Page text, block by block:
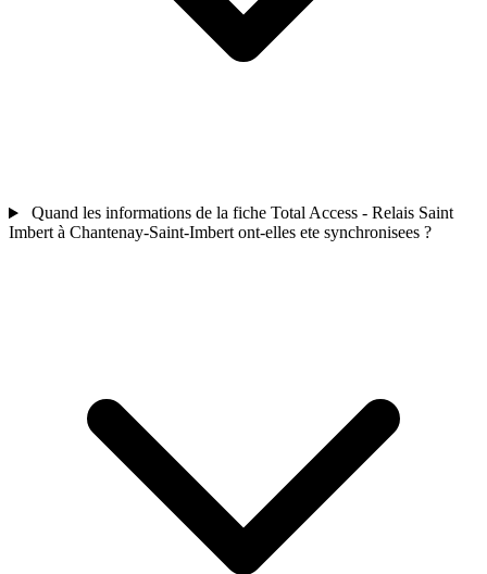
Quand les informations de la fiche Total Access - Relais Saint
Imbert à Chantenay-Saint-Imbert ont-elles ete synchronisees ?